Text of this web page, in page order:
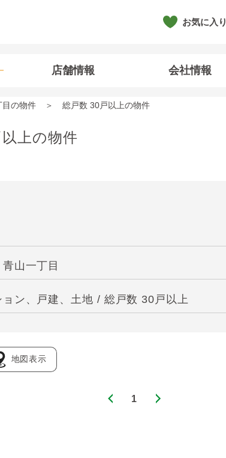
お気に入り
店舗情報 会社情報
目の物件 総戸数 30戸以上の物件
上の物件
山一丁目
ン、戸建、土地 / 総戸数 30戸以上
地図表示
1